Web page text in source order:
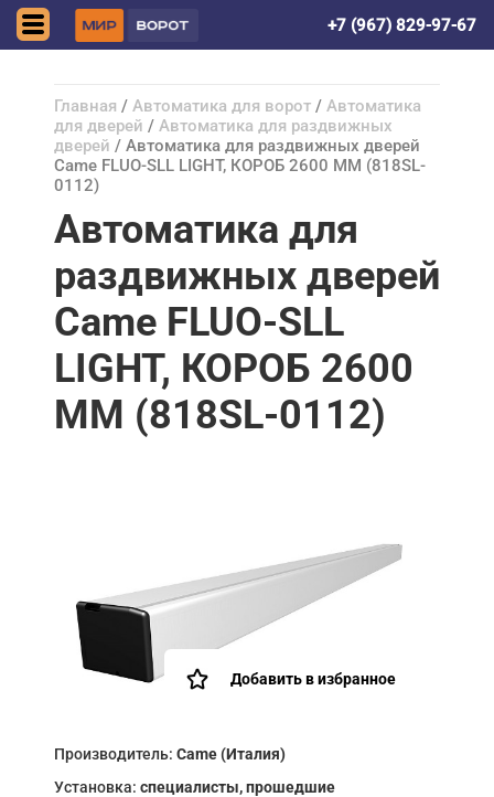
+7 (967) 829-97-67
Главная / Автоматика для ворот / Автоматика
для дверей / Автоматика для раздвижных
дверей / Автоматика для раздвижных дверей
Came FLUO-SLL LIGHT, КОРОБ 2600 ММ (818SL-
0112)
Автоматика для
раздвижных дверей
Came FLUO-SLL
LIGHT, КОРОБ 2600
ММ (818SL-0112)
Добавить в избранное
Производитель: Came (Италия)
Установка: специалисты, прошедшие